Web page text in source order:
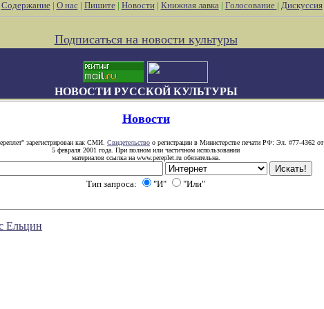
Содержание| О нас| Пишите| Новости| Книжная лавка| Голосование | Дискуссия
Подписаться на новости культуры
НОВОСТИ РУССКОЙ КУЛЬТУРЫ
Новости
зарегистрирован как СМИ. Свидетельство о регистрации в Министерстве печати РФ: Эл. #77-4362 от
5 февраля 2001 года. При полном или частичном использовании
материалов ссылка на www.pereplet.ru обязательна.
Тип запроса: "И" "Или"
Ельцин